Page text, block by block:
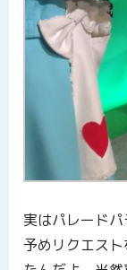
実はパレード
予めリクエス